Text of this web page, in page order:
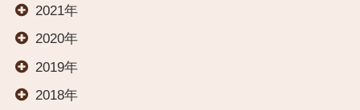
2021年
2020年
2019年
2018年
料理
交通案内